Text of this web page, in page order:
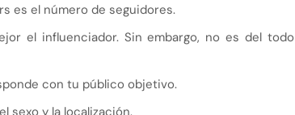
es el número de seguidores.
el influenciador. Sin embargo, no es del todo
con tu público objetivo.
sexo y la localización.